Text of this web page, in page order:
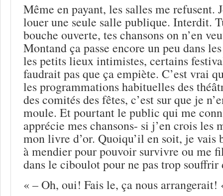
Même en payant, les salles me refusent.
louer une seule salle publique. Interdit.
bouche ouverte, tes chansons on n’en
Montand ça passe encore un peu dans
les petits lieux intimistes, certains
faudrait pas que ça empiète. C’est vrai
les programmations habituelles des
des comités des fêtes, c’est sur que je
moule. Et pourtant le public qui me
apprécie mes chansons- si j’en crois les
mon livre d’or. Quoiqu’il en soit, je vais
à mendier pour pouvoir survivre ou me
dans le ciboulot pour ne pas trop souffrir
« – Oh, oui! Fais le, ça nous arrangerait!